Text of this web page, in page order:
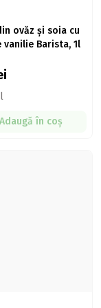
ovăz și soia cu
vanilie Barista, 1l
Adaugă în coș